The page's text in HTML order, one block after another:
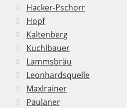
Hacker-Pschorr
Hopf
Kaltenberg
Kuchlbauer
Lammsbräu
Leonhardsquelle
Maxlrainer
Paulaner